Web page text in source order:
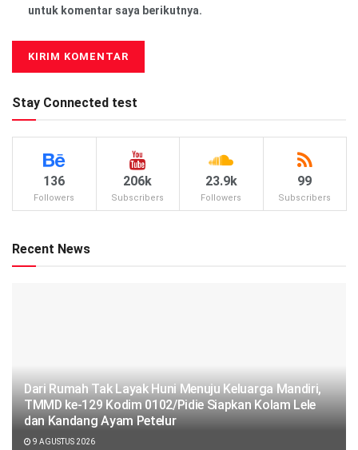
untuk komentar saya berikutnya.
Stay Connected test
136
Followers
206k
Subscribers
23.9k
Followers
99
Subscribers
Recent News
Dari Rumah Tak Layak Huni Menuju Keluarga Mandiri,
TMMD ke-129 Kodim 0102/Pidie Siapkan Kolam Lele
dan Kandang Ayam Petelur
9 AGUSTUS 2026